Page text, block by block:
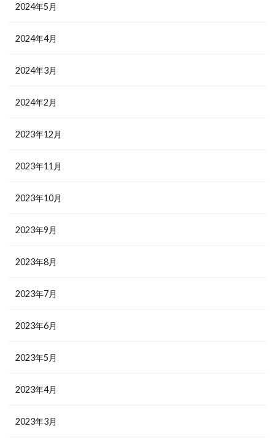
2024年5月
2024年4月
2024年3月
2024年2月
2023年12月
2023年11月
2023年10月
2023年9月
2023年8月
2023年7月
2023年6月
2023年5月
2023年4月
2023年3月